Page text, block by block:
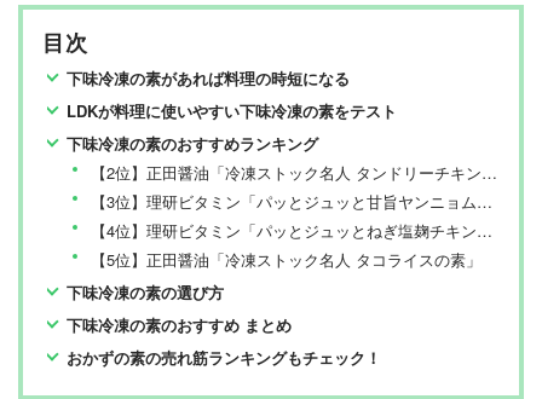
目次
下味冷凍の素があれば料理の時短になる
LDKが料理に使いやすい下味冷凍の素をテスト
下味冷凍の素のおすすめランキング
【2位】正田醤油「冷凍ストック名人 タンドリーチキンの素」
【3位】理研ビタミン「パッとジュッと甘旨ヤンニョムチキン用」
【4位】理研ビタミン「パッとジュッとねぎ塩麹チキン用」
【5位】正田醤油「冷凍ストック名人 タコライスの素」
下味冷凍の素の選び方
下味冷凍の素のおすすめ まとめ
おかずの素の売れ筋ランキングもチェック！